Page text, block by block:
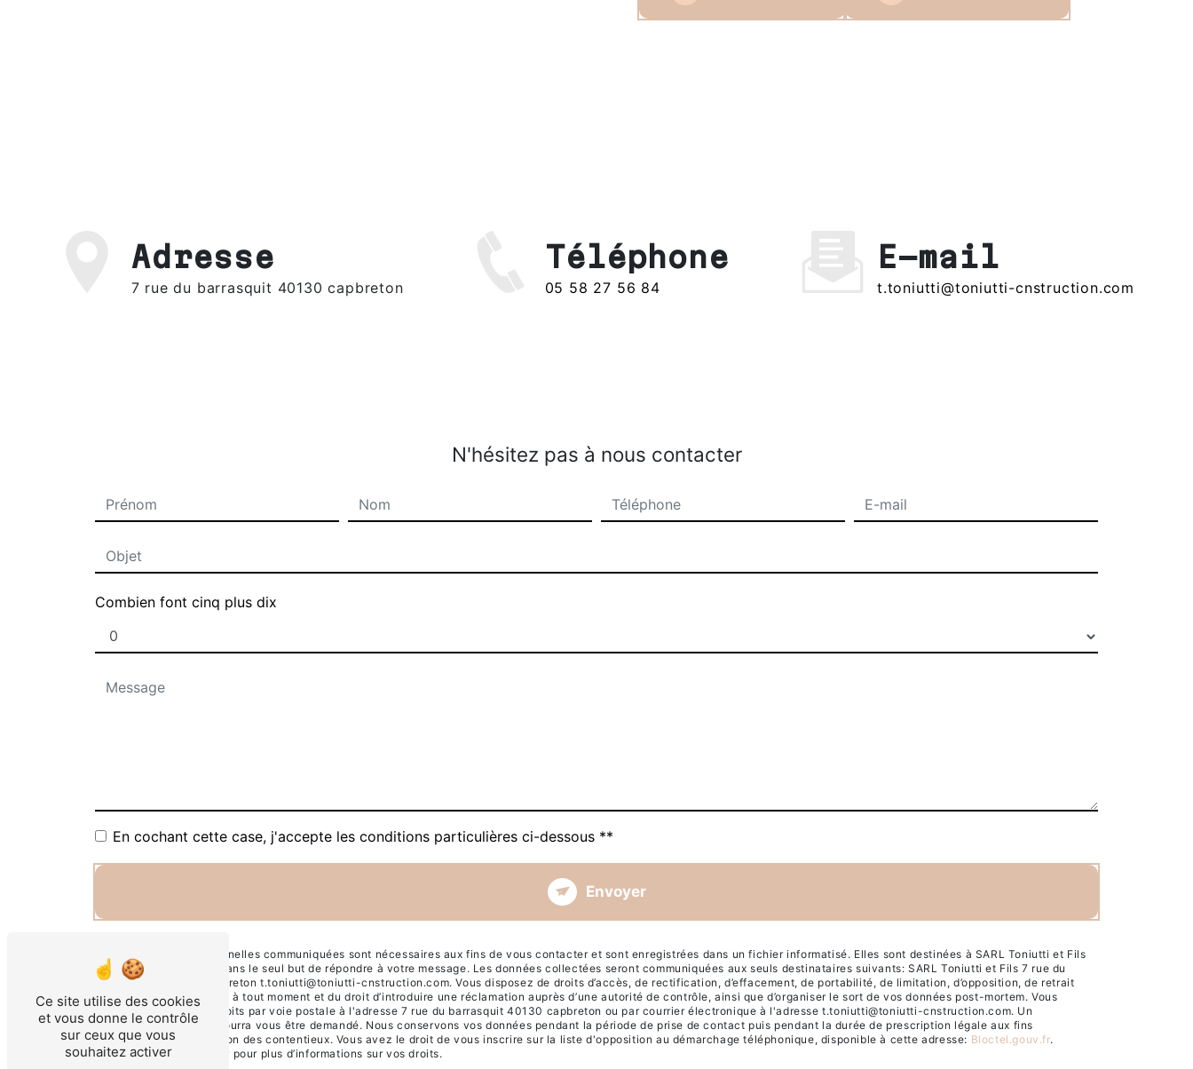
Adresse
7 rue du barrasquit 40130 capbreton
Téléphone
05 58 27 56 84
E-mail
t.toniutti@toniutti-cnstruction.com
N'hésitez pas à nous contacter
Combien font cinq plus dix
En cochant cette case, j'accepte les conditions particulières ci-dessous **
Envoyer
** Les données personnelles communiquées sont nécessaires aux fins de vous contacter et sont enregistrées dans un fichier informatisé. Elles sont destinées à SARL Toniutti et Fils
et ses sous-traitants dans le seul but de répondre à votre message. Les données collectées seront communiquées aux seuls destinataires suivants: SARL Toniutti et Fils 7 rue du
barrasquit 40130 capbreton t.toniutti@toniutti-cnstruction.com. Vous disposez de droits d’accès, de rectification, d’effacement, de portabilité, de limitation, d’opposition, de retrait
de votre consentement à tout moment et du droit d’introduire une réclamation auprès d’une autorité de contrôle, ainsi que d’organiser le sort de vos données post-mortem. Vous
pouvez exercer ces droits par voie postale à l'adresse 7 rue du barrasquit 40130 capbreton ou par courrier électronique à l'adresse t.toniutti@toniutti-cnstruction.com. Un
justificatif d'identité pourra vous être demandé. Nous conservons vos données pendant la période de prise de contact puis pendant la durée de prescription légale aux fins
probatoires et de gestion des contentieux. Vous avez le droit de vous inscrire sur la liste d'opposition au démarchage téléphonique, disponible à cette adresse: Bloctel.gouv.fr.
Consultez le site cnil.fr pour plus d’informations sur vos droits.
Ce site utilise des cookies
et vous donne le contrôle
sur ceux que vous
souhaitez activer